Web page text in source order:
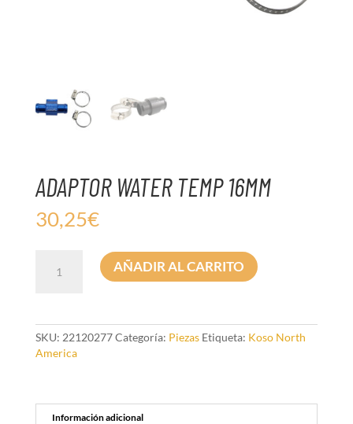
ADAPTOR WATER TEMP 16MM
30,25€
WATER
AÑADIR AL CARRITO
SKU: 22120277Categoría: Piezas Etiqueta: Koso North
America
Información adicional